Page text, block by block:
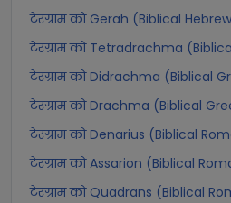
टेरग्राम को Gerah (Biblical
टेरग्राम को Tetradrachma
टेरग्राम को Didrachma (Biblical
टेरग्राम को Drachma (Biblical
टेरग्राम को Denarius (Biblical
टेरग्राम को Assarion (Biblical
टेरग्राम को Quadrans (Biblical